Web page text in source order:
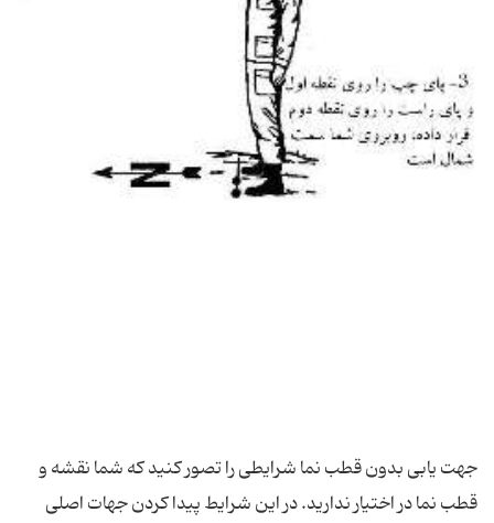
جهت یابی بدون قطب نما شرایطی را تصور کنید که شما نقشه و
قطب نما در اختیار ندارید. در این شرایط پیدا کردن جهات اصلی